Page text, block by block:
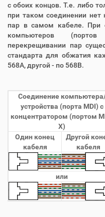
с обоих концов. Т.е. либо
при таком соединении нет
пар в самом кабеле. При
компьютеров
перекрещивании пар
стандарта для обжатия
568A, другой - по 568B.
Соединение
устройства (порта MDI) с
концентратором (портом
X)
Один конец
кабеля
Другой
кабеля
или